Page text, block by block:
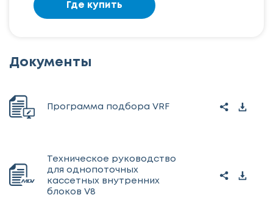
Где купить
Документы
Программа подбора VRF
Техническое руководство
для однопоточных
кассетных внутренних
блоков V8